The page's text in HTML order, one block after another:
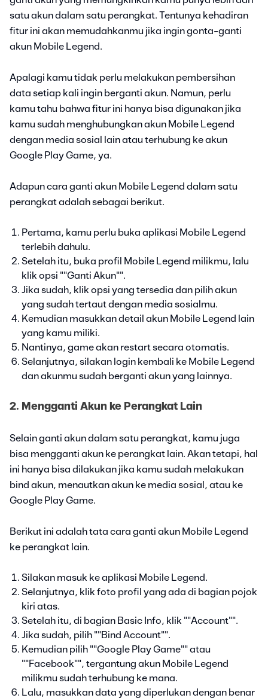
satu akun dalam satu perangkat. Tentunya kehadiran
fitur ini akan memudahkanmu jika ingin gonta-ganti
akun Mobile Legend.
Apalagi kamu tidak perlu melakukan pembersihan
data setiap kali ingin berganti akun. Namun, perlu
kamu tahu bahwa fitur ini hanya bisa digunakan jika
kamu sudah menghubungkan akun Mobile Legend
dengan media sosial lain atau terhubung ke akun
Google Play Game, ya.
Adapun cara ganti akun Mobile Legend dalam satu
perangkat adalah sebagai berikut.
Pertama, kamu perlu buka aplikasi Mobile Legend
terlebih dahulu.
Setelah itu, buka profil Mobile Legend milikmu, lalu
klik opsi ""Ganti Akun"".
Jika sudah, klik opsi yang tersedia dan pilih akun
yang sudah tertaut dengan media sosialmu.
Kemudian masukkan detail akun Mobile Legend lain
yang kamu miliki.
Nantinya, game akan restart secara otomatis.
Selanjutnya, silakan login kembali ke Mobile Legend
dan akunmu sudah berganti akun yang lainnya.
2. Mengganti Akun ke Perangkat Lain
Selain ganti akun dalam satu perangkat, kamu juga
bisa mengganti akun ke perangkat lain. Akan tetapi, hal
ini hanya bisa dilakukan jika kamu sudah melakukan
bind akun, menautkan akun ke media sosial, atau ke
Google Play Game.
Berikut ini adalah tata cara ganti akun Mobile Legend
ke perangkat lain.
Silakan masuk ke aplikasi Mobile Legend.
Selanjutnya, klik foto profil yang ada di bagian pojok
kiri atas.
Setelah itu, di bagian Basic Info, klik ""Account"".
Jika sudah, pilih ""Bind Account"".
Kemudian pilih ""Google Play Game"" atau
""Facebook"", tergantung akun Mobile Legend
milikmu sudah terhubung ke mana.
Lalu, masukkan data yang diperlukan dengan benar